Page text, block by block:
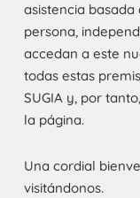
asistencia
persona,
accedan a este
todas estas
SUGIA y, por
la página.
Una cordial
visitándonos.